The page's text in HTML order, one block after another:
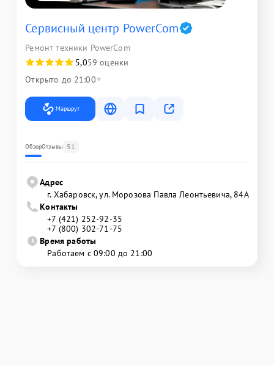
Сервисный центр PowerCom
Ремонт техники PowerCom
5,059 оценки
Открыто до 21:00
Маршрут
ОбзорОтзывы 51
Адрес
г. Хабаровск, ул. Морозова Павла Леонтьевича, 84А
Контакты
+7 (421) 252-92-35
+7 (800) 302-71-75
Время работы
Работаем с 09:00 до 21:00